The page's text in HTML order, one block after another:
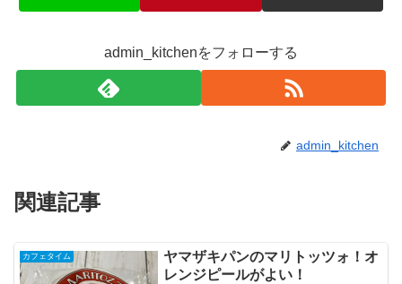
admin_kitchenをフォローする
admin_kitchen
関連記事
カフェタイム
ヤマザキパンのマリトッツォ！オ
レンジピールがよい！